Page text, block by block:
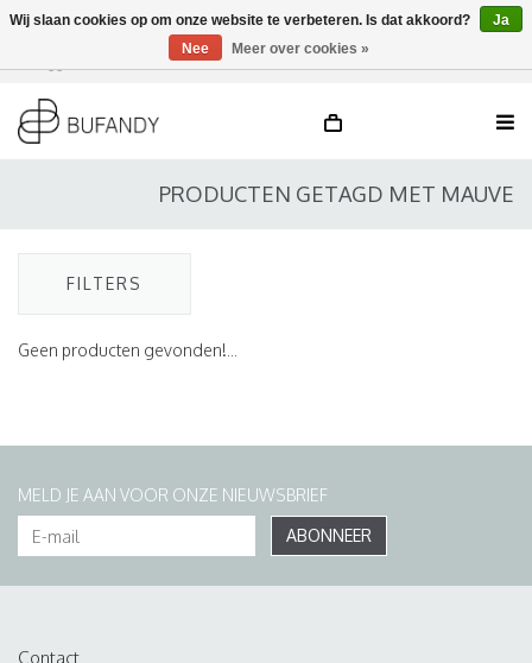
DE / EN
PRODUCTEN GETAGD MET MAUVE
FILTERS
Geen producten gevonden!...
MELD JE AAN VOOR ONZE NIEUWSBRIEF
ABONNEER
Contact
Wij slaan cookies op om onze website te verbeteren. Is dat akkoord?
Ja
Nee
Meer over cookies »